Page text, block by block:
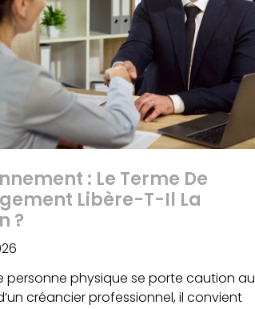
: Le Terme De
Libère-T-Il La
?
personne physique se porte caution au
créancier professionnel, il convient